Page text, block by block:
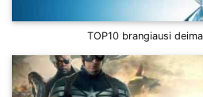
TOP10 brangiausi